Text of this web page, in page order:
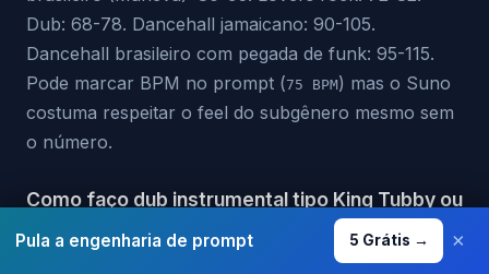
Dub: 68-78. Dancehall jamaicano: 90-105.
Dancehall brasileiro com pegada de funk: 95-115.
Pode marcar BPM no prompt (75 BPM) mas o Suno
costuma respeitar o feel do subgênero mesmo sem
o número.
Como faço dub instrumental tipo King Tubby ou
Lee Perry?
Pula a engenharia de prompt 5 Grátis → ×